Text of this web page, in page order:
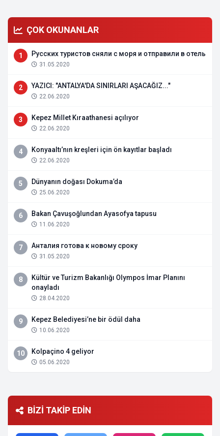
ÇOK OKUNANLAR
1 Русских туристов сняли с моря и отправили в отель
31.05.2020
2 YAZICI: "ANTALYA'DA SINIRLARI AŞACAĞIZ..."
22.06.2020
3 Kepez Millet Kıraathanesi açılıyor
22.06.2020
4 Konyaaltı’nın kreşleri için ön kayıtlar başladı
22.06.2020
5 Dünyanın doğası Dokuma’da
25.06.2020
6 Bakan Çavuşoğlundan Ayasofya tapusu
11.06.2020
7 Анталия готова к новому сроку
31.05.2020
8
Kültür ve Turizm Bakanlığı Olympos İmar Planını
onayladı
28.04.2020
9 Kepez Belediyesi’ne bir ödül daha
10.06.2020
10 Kolpaçino 4 geliyor
05.06.2020
BİZİ TAKİP EDİN